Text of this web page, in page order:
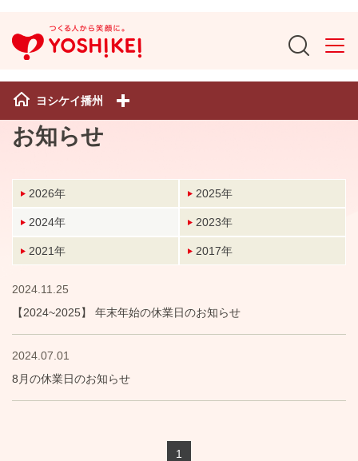
ヨシケイ播州
お知らせ
2026年 2025年
2024年 2023年
2021年 2017年
2024.11.25
【2024~2025】 年末年始の休業日のお知らせ
2024.07.01
8月の休業日のお知らせ
1